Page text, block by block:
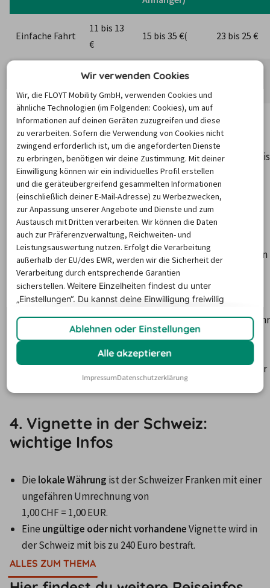
Einfache Fahrt
11 bis 13
€
15 bis 35 €( 23 bis 25 €
Rückfahrt
17 bis 20
25 bis 50 €
Im Munt La Schera Tunnel variieren die Preise je nach
Monat. Von Mai bis November sind die Ticktes für PKW bis
3,5 Tonnen günstiger als in den Wintermonaten.
Auch diese Tarife sind abhängig vom Fahrzeugtyp.
An Samstagen werden die Tarife für PKW in der Regel
etwas angehoben.
Die Kosten für die Pkw-Maut in der Schweiz (mit
Anhänger) zählen für Hin- und Rückfahrten, alle anderen
für eine einfache Fahrt.
Zulässige Zahlungsmittel: Barzahlung (auch in Euro),
Kreditkarten, Mautkarte oder E-Ticket.
Die EKW Wertkarte gewährt gegen eine einmalige Gebühr
einen Preisnachlass von bis zu 15 % (für Einheimische
Online-Tickets sind in der Regel günstiger als Tickets vor
4. Vignette in der Schweiz:
wichtige Infos
Die lokale Währung ist der Schweizer Franken mit einer
ungefähren Umrechnung von
1,00 CHF = 1,00 EUR.
Eine ungültige oder nicht vorhandene Vignette wird in
der Schweiz mit bis zu 240 Euro bestraft.
ALLES ZUM THEMA
Wir verwenden Cookies
Wir, die FLOYT Mobility GmbH, verwenden Cookies und
ähnliche Technologien (im Folgenden: Cookies), um auf
Informationen auf deinen Geräten zuzugreifen und diese
zu verarbeiten. Sofern die Verwendung von Cookies nicht
zwingend erforderlich ist, um die angeforderten Dienste
zu erbringen, benötigen wir deine Zustimmung. Mit deiner
Einwilligung können wir ein individuelles Profil erstellen
und die geräteübergreifend gesammelten Informationen
(einschließlich deiner E-Mail-Adresse) zu Werbezwecken,
zur Anpassung unserer Angebote und Dienste und zum
Austausch mit Dritten verarbeiten. Wir können die Daten
auch zur Präferenzverwaltung, Reichweiten- und
Leistungsauswertung nutzen. Erfolgt die Verarbeitung
außerhalb der EU/des EWR, werden wir die Sicherheit der
Verarbeitung durch entsprechende Garantien
sicherstellen.Weitere Einzelheiten findest du unter
„Einstellungen“. Du kannst deine Einwilligung freiwillig
Ablehnen oder Einstellungen
Alle akzeptieren
ImpressumDatenschutzerklärung